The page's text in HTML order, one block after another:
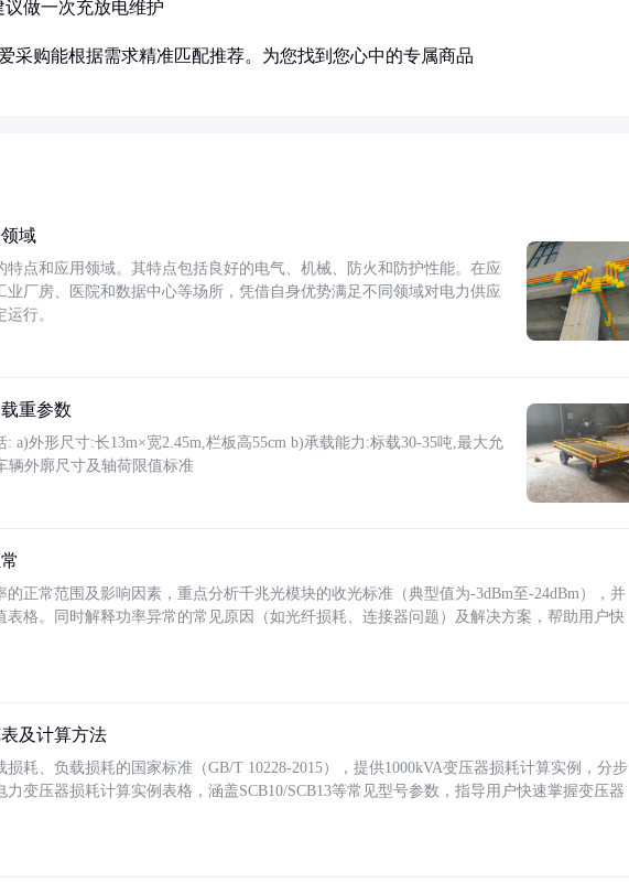
做一次充放电维护
采购能根据需求精准匹配推荐。为您找到您心中的专属商品
域
特点和应用领域。其特点包括良好的电气、机械、防火和防护性能。在应
业厂房、医院和数据中心等场所，凭借自身优势满足不同领域对电力供应
行。
重参数
a)外形尺寸:长13m×宽2.45m,栏板高55cm b)承载能力:标载30-35吨,最大允
辆外廓尺寸及轴荷限值标准
正常范围及影响因素，重点分析千兆光模块的收光标准（典型值为-3dBm至-24dBm），并
表格。同时解释功率异常的常见原因（如光纤损耗、连接器问题）及解决方案，帮助用户快
及计算方法
耗、负载损耗的国家标准（GB/T 10228-2015），提供1000kVA变压器损耗计算实例，分步
变压器损耗计算实例表格，涵盖SCB10/SCB13等常见型号参数，指导用户快速掌握变压器